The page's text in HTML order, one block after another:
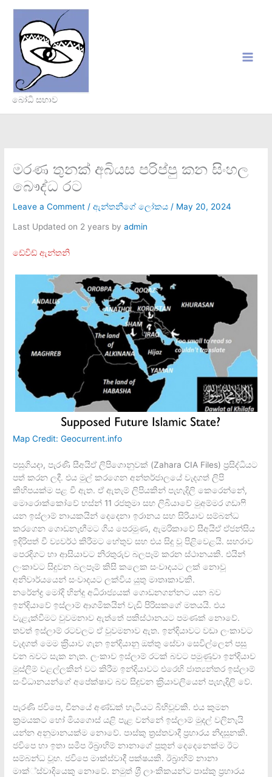
content
බෝධි සභාව
මරණ තුනක් අබියස පරිප්පු කන සිංහල
බෞද්ධ රට
Leave a Comment /ඇන්තනීගේ ලෝකය / May 20, 2024
Last Updated on 2 years byadmin
ඩේවිඩ් ඇන්තනි
Map Credit: Geocurrent.info
පසුගියදා, පැරණි සීඅයිඒ ලිපිගොනුවක් (Zahara CIA Files) ප‍්‍රසිද්ධියට
පත් කරන ලදී. එය මුල් කරගෙන අන්තර්ජාලයේ වැදගත් ලිපි
කිහිපයක්ම පළ වී ඇත. ඒ ඇතැම් ලිපියකින් පැහැදිලි කෙරෙන්නේ,
මොරොක්කෝවේ හස්න් 11 රජතුමා සහ ලිබියාවේ මුඅම්මර ගඩාෆි
යන ඉස්ලාම් නායකයින් දෙදෙනා ඉරානය සහ සිරියාව සම්බන්ධ
කරගෙන ගොඩනැඟීමට ගිය පෙරමුණ, ඇමරිකාවේ සීඅයිඒ ඒජන්සිය
ඉදිරිපත් වී ව්‍යවර්ථ කිරීමට හේතුව සහ එය සිදු වූ පිළිවෙළයි. සහරාව
පෙරදිගට හා ආසියාවට නිරතුරුව බලපෑම් කරන ස්ථානයකි. එයින්
ලංකාවට සිදුවන බලපෑම් කිසි කලෙක සංවාදයට ලක් නොවූ
අනිවාර්යයෙන් සංවාදයට ලක්විය යුතු මාතෘකාවකි.
නරේන්ද්‍ර මෝදි හින්දු අධිරාජ්‍යයක් ගොඩනගන්නට යන බව
ඉන්දියාවේ ඉස්ලාම් ආගමිකයින් වැඩි පිරිසකගේ මතයයි. එය
වැළැක්වීමට වුවමනාව ඇත්තේ පකිස්ථානයට පමණක් නොවේ.
තවත් ඉස්ලාම් රටවලට ඒ වුවමනාව ඇත. ඉන්දියාවට වඩා ලංකාවට
වැදගත් මෙම ක‍්‍රියාව ගැන ඉන්දියානු ඔත්තු සේවා සෙවිල්ලෙන් පසු
වන බවට සැක නැත. ලංකාව ඉස්ලාම් රටක් බවට පමුණුවා ඉන්දියාව
මුස්ලිම් වළල්ලකින් වට කිරීම ඉන්දියාවට එරෙහි ජාත්‍යන්තර ඉස්ලාම්
සංවිධානයන්ගේ අපේක්ෂාව බව සිදුවන ක‍්‍රියාවලියෙන් පැහැදිලි වේ.
පැරණි ජවිපෙ, චීනයේ අණ්ඩක් හැටියට බිහිවූවකි. එය කුමන
ක‍්‍රමයකට හෝ මියගොස් යළි පැළ වන්නේ ඉස්ලාම් මුදල් වලිනැයි
යන්න අනුමානයක්ම නොවේ. පාස්කු ත‍්‍රස්තවාදී ප‍්‍රහාරය නිදසුනකි.
ජවිපෙ හා ඉතා සමීප ඊබ‍්‍රාහිම් නානාගේ පුතුන් දෙදෙනෙක්ම ඊට
සම්බන්ධ වූහ. ජවිපෙ මාක්ස්වාදී පක්ෂයකි. ඊබ‍්‍රාහිම් නානා
මාක්්ස්වාදියෙකු නොවේ. නමුත් ශ‍්‍රී ලාංකිකයන්ට පාස්කු ප‍්‍රහාරය